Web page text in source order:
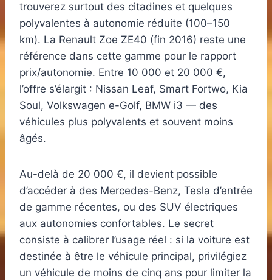
trouverez surtout des citadines et quelques
polyvalentes à autonomie réduite (100–150
km). La Renault Zoe ZE40 (fin 2016) reste une
référence dans cette gamme pour le rapport
prix/autonomie. Entre 10 000 et 20 000 €,
l’offre s’élargit : Nissan Leaf, Smart Fortwo, Kia
Soul, Volkswagen e-Golf, BMW i3 — des
véhicules plus polyvalents et souvent moins
âgés.
Au-delà de 20 000 €, il devient possible
d’accéder à des Mercedes-Benz, Tesla d’entrée
de gamme récentes, ou des SUV électriques
aux autonomies confortables. Le secret
consiste à calibrer l’usage réel : si la voiture est
destinée à être le véhicule principal, privilégiez
un véhicule de moins de cinq ans pour limiter la